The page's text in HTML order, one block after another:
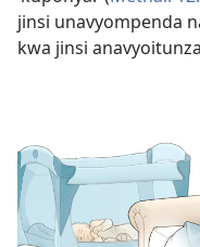
jinsi unavyompenda
kwa jinsi